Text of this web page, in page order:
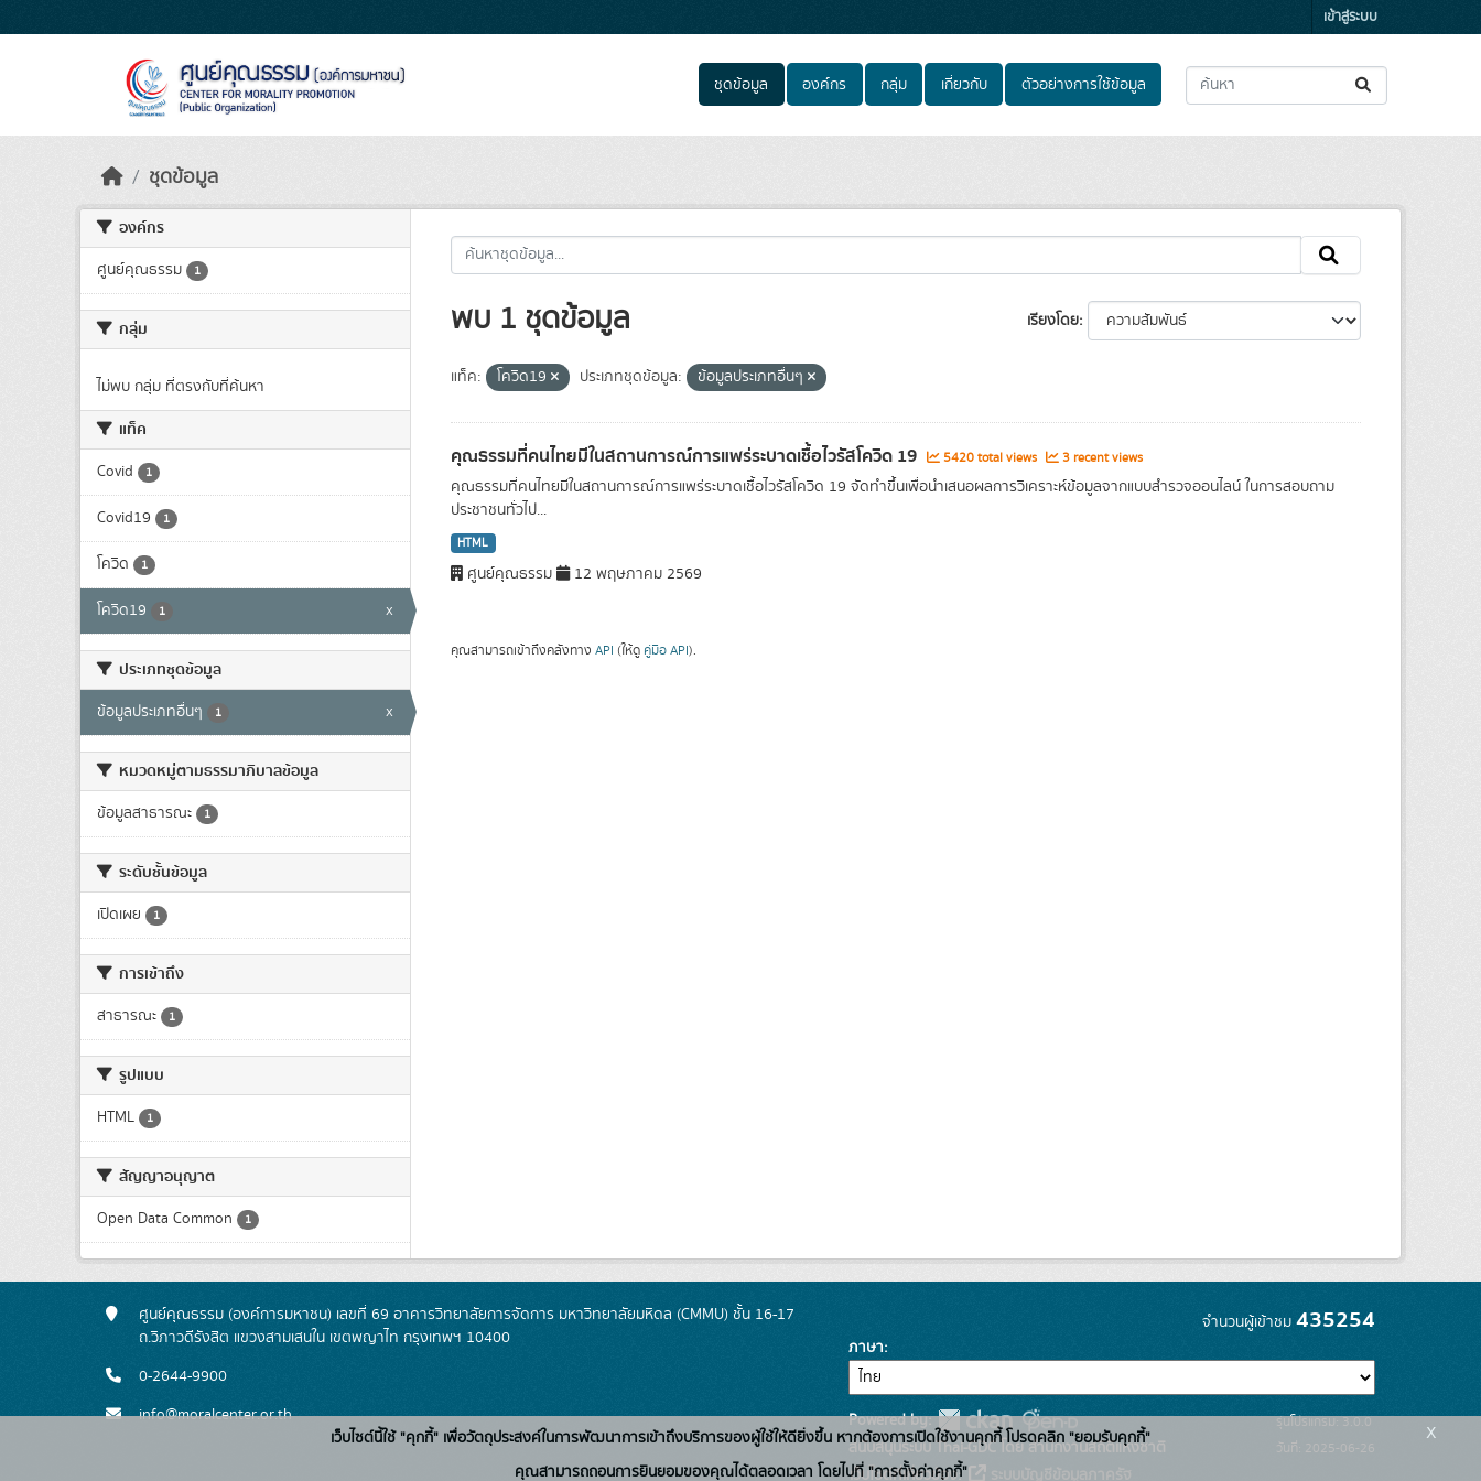
เข้าสู่ระบบ
ชุดข้อมูล องค์กร กลุ่ม เกี่ยวกับ ตัวอย่างการใช้ข้อมูล
ชุดข้อมูล
องค์กร
ศูนย์คุณธรรม 1
กลุ่ม
ไม่พบ กลุ่ม ที่ตรงกับที่ค้นหา
แท็ค
Covid 1
Covid19 1
โควิด 1
โควิด19 1 x
ประเภทชุดข้อมูล
ข้อมูลประเภทอื่นๆ 1 x
หมวดหมู่ตามธรรมาภิบาลข้อมูล
ข้อมูลสาธารณะ 1
ระดับชั้นข้อมูล
เปิดเผย 1
การเข้าถึง
สาธารณะ 1
รูปแบบ
HTML 1
สัญญาอนุญาต
Open Data Common 1
เรียงโดย
พบ 1 ชุดข้อมูล
แท็ค: โควิด19 ประเภทชุดข้อมูล: ข้อมูลประเภทอื่นๆ
คุณธรรมที่คนไทยมีในสถานการณ์การแพร่ระบาดเชื้อไวรัสโควิด 19 5420 total views 3 recent views
คุณธรรมที่คนไทยมีในสถานการณ์การแพร่ระบาดเชื้อไวรัสโควิด 19 จัดทำขึ้นเพื่อนำเสนอผลการวิเคราะห์ข้อมูลจากแบบสำรวจออนไลน์ ในการสอบถาม
ประชาชนทั่วไป...
HTML
ศูนย์คุณธรรม 12 พฤษภาคม 2569
คุณสามารถเข้าถึงคลังทาง API (ให้ดู คู่มือ API).
ศูนย์คุณธรรม (องค์การมหาชน) เลขที่ 69 อาคารวิทยาลัยการจัดการ มหาวิทยาลัยมหิดล (CMMU) ชั้น 16-17
ถ.วิภาวดีรังสิต แขวงสามเสนใน เขตพญาไท กรุงเทพฯ 10400
0-2644-9900
info@moralcenter.or.th
จำนวนผู้เข้าชม 435254
ภาษา
Powered by:
สนับสนุนระบบ Thai-GDC โดย สำนักงานสถิติแห่งชาติ
เว็บไซต์ที่เกี่ยวข้อง:
รุ่นโปรแกรม: 3.0.0
วันที่: 2025-06-26
เว็บไซต์นี้ใช้ "คุกกี้" เพื่อวัตถุประสงค์ในการพัฒนาการเข้าถึงบริการของผู้ใช้ให้ดียิ่งขึ้น หากต้องการเปิดใช้งานคุกกี้ โปรดคลิก "ยอมรับคุกกี้"
คุณสามารถถอนการยินยอมของคุณได้ตลอดเวลา โดยไปที่ "การตั้งค่าคุกกี้"
x